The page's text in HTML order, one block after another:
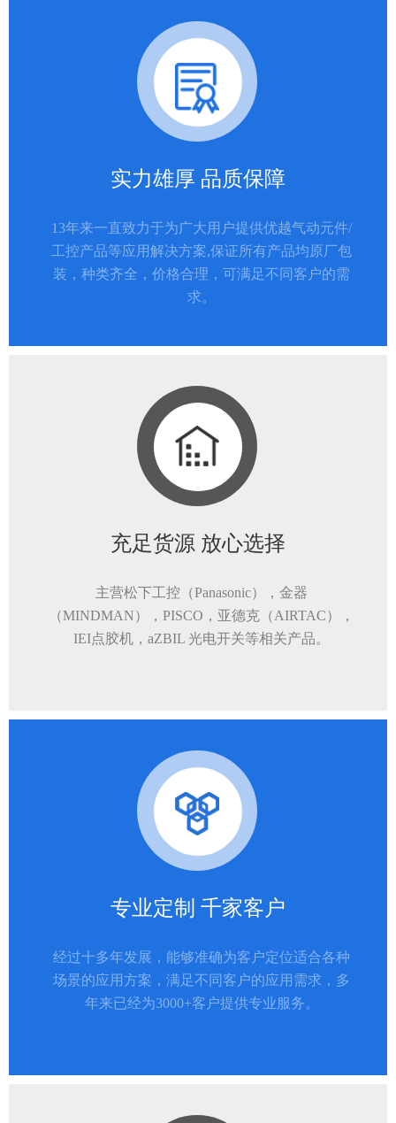
实力雄厚 品质保障
13年来一直致力于为广大用户提供优越气动元件/
工控产品等应用解决方案,保证所有产品均原厂包
装，种类齐全，价格合理，可满足不同客户的需
求。
充足货源 放心选择
主营松下工控（Panasonic），金器
（MINDMAN），PISCO，亚德克（AIRTAC），
IEI点胶机，aZBIL 光电开关等相关产品。
专业定制 千家客户
经过十多年发展，能够准确为客户定位适合各种
场景的应用方案，满足不同客户的应用需求，多
年来已经为3000+客户提供专业服务。